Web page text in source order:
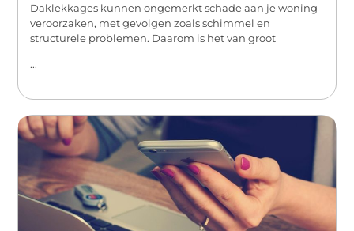
Daklekkages kunnen ongemerkt schade aan je woning
veroorzaken, met gevolgen zoals schimmel en
structurele problemen. Daarom is het van groot
...